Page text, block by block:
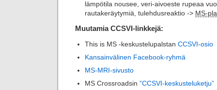
lämpötila nousee, veri-aivoeste rupeaa
rautakeräytymiä, tulehdusreaktio -> MS-
Muutamia CCSVI-linkkejä:
This is MS -keskustelupalstan CCSVI-osio
Kansainvälinen Facebook-ryhmä
MS-MRI-sivusto
MS Crossroadsin ”CCSVI-keskusteluketju”